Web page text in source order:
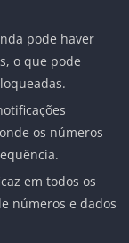
pode haver
o que pode
os números
em todos os
números e dados